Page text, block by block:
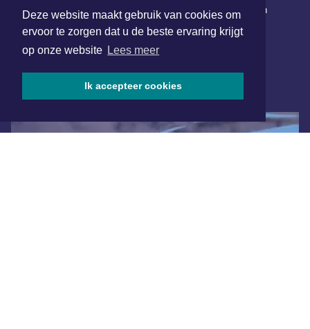
Deze website maakt gebruik van cookies om
ervoor te zorgen dat u de beste ervaring krijgt
op onze website Lees meer
Ik accepteer cookies
Schrijf je in voor onze nieuwsbrief en krijg wekelijks een
samenvatting van alle gebeurtenissen uit jouw regio.
Aanmelden